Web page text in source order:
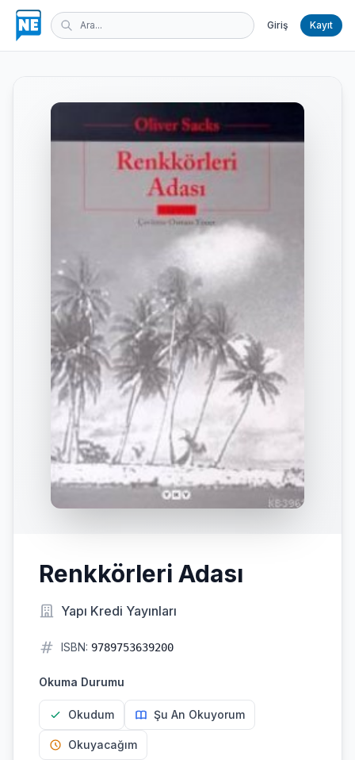
Giriş Kayıt
Renkkörleri Adası
Yapı Kredi Yayınları
ISBN: 9789753639200
Okuma Durumu
Okudum Şu An Okuyorum
Okuyacağım